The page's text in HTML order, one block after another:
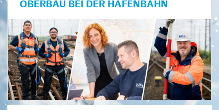
OBERBAU BEI DER HAFENBAHN